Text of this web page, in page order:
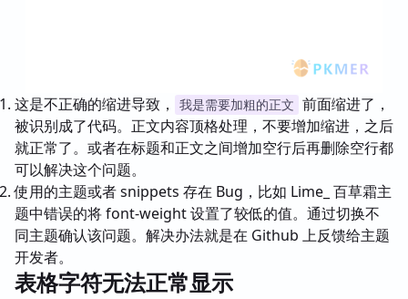
这是不正确的缩进导致， 我是需要加粗的正文
前面缩进了，
被识别成了代码。正文内容顶格处理，不要增加缩进，之后
就正常了。或者在标题和正文之间增加空行后再删除空行都
可以解决这个问题。
使用的主题或者 snippets 存在 Bug，比如 Lime_ 百草霜主
题中错误的将 font-weight 设置了较低的值。通过切换不
同主题确认该问题。解决办法就是在 Github 上反馈给主题
开发者。
表格字符无法正常显示